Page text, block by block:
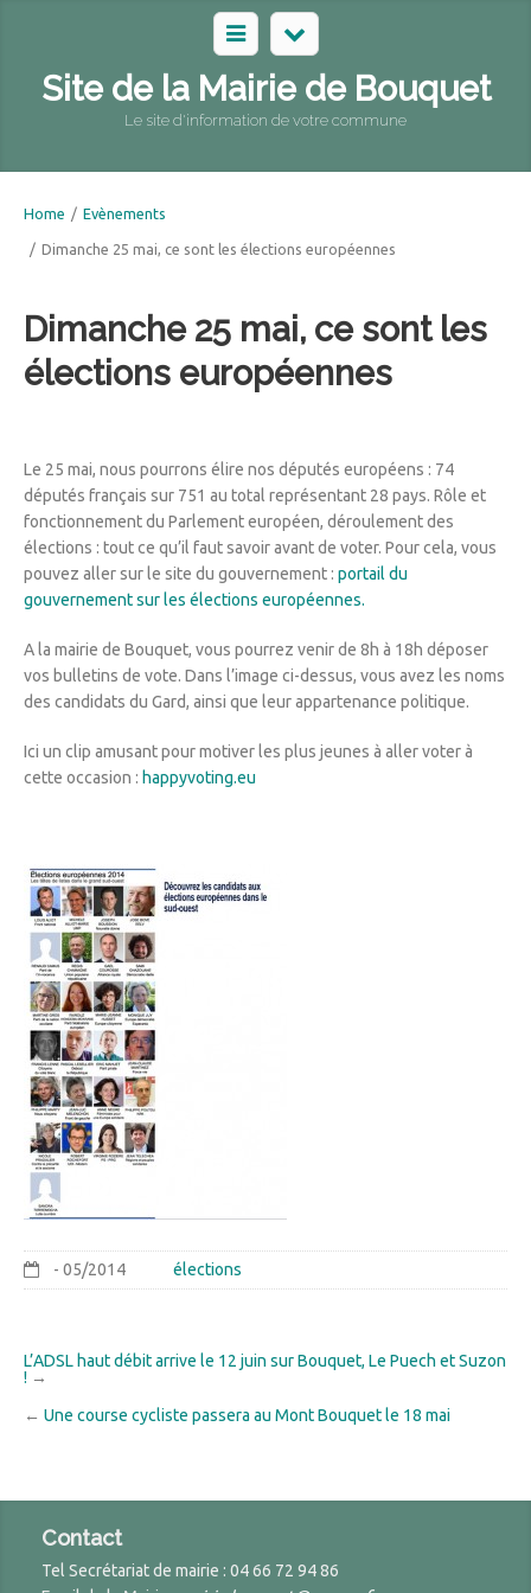
Site de la Mairie de Bouquet
Le site d'information de votre commune
Home / Evènements
/ Dimanche 25 mai, ce sont les élections européennes
Dimanche 25 mai, ce sont les
élections européennes
Le 25 mai, nous pourrons élire nos députés européens : 74
députés français sur 751 au total représentant 28 pays. Rôle et
fonctionnement du Parlement européen, déroulement des
élections : tout ce qu’il faut savoir avant de voter. Pour cela, vous
pouvez aller sur le site du gouvernement : portail du
gouvernement sur les élections européennes.
A la mairie de Bouquet, vous pourrez venir de 8h à 18h déposer
vos bulletins de vote. Dans l’image ci-dessus, vous avez les noms
des candidats du Gard, ainsi que leur appartenance politique.
Ici un clip amusant pour motiver les plus jeunes à aller voter à
cette occasion : happyvoting.eu
- 05/2014 élections
L’ADSL haut débit arrive le 12 juin sur Bouquet, Le Puech et Suzon
! →
← Une course cycliste passera au Mont Bouquet le 18 mai
Contact
Tel Secrétariat de mairie : 04 66 72 94 86